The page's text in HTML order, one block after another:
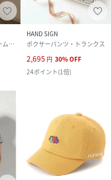
その他のインナー・ルームウェア
HAND SIGN
ボクサーパンツ・トランクス
2,695 円 30%OFF
24ポイント(1倍)